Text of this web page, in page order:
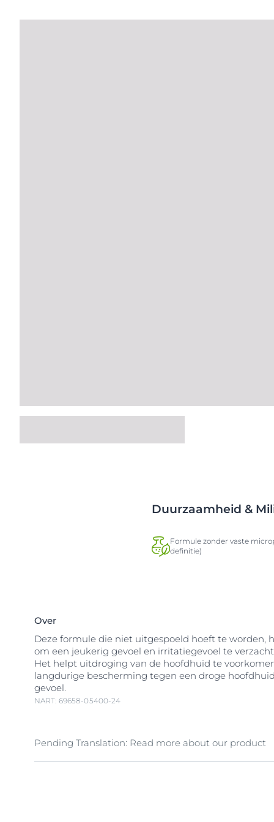
Duurzaamheid &
Formule zonder vaste
definitie)
Over
Deze formule die niet uitgespoeld hoeft te worden,
om een jeukerig gevoel en irritatiegevoel te
Het helpt uitdroging van de hoofdhuid te
langdurige bescherming tegen een droge
gevoel.
NART: 69658-05400-24
᠎Pending Translation: Read more about our product